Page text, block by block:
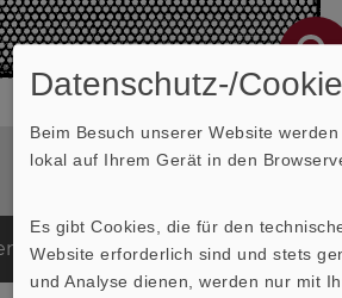
handelt es sich um
Datenschutz-/
Beim Besuch unserer Website
lokal auf Ihrem Gerät in den
Es gibt Cookies, die für den
Website erforderlich sind und stets
und Analyse dienen, werden nur mit